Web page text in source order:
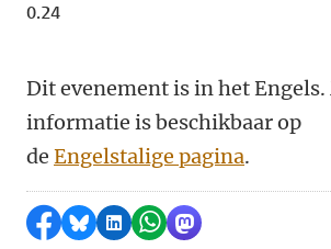
0.24
Dit evenement is in het Engels.
informatie is beschikbaar op
de Engelstalige pagina.
Delen op Facebook
Delen via Bluesky
Delen op LinkedIn
Delen via WhatsApp
Delen via